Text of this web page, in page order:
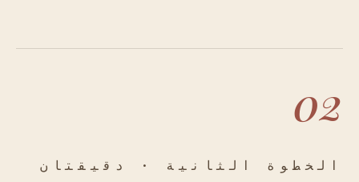
02
الخطوة الثانية · دقيقتان